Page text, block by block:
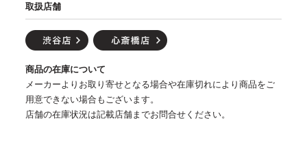
取扱店舗
商品の在庫について
メーカーよりお取り寄せとなる場合や在庫切れにより商品をご
用意できない場合もございます。
店舗の在庫状況は記載店舗までお問合せください。